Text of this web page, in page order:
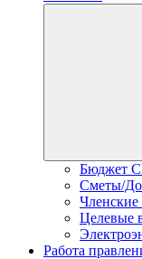
Бюджет
Сметы/
Членские
Целевые
Работа